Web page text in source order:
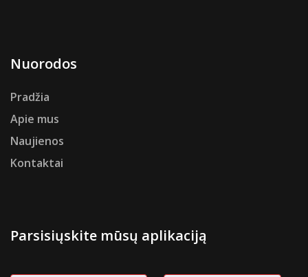
Nuorodos
Pradžia
Apie mus
Naujienos
Kontaktai
Parsisiųskite mūsų aplikaciją